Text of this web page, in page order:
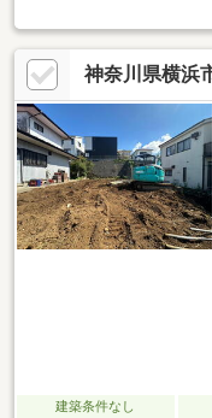
9m公道・建築条件付宅
ーカー・工務店で建築可
せください・都市ガス、
ストア横浜岡野店 徒歩3
分(約750m)■ ご希望の住
━━━━━・・・物件の詳
ださい。
神奈川県横浜
建築条件なし